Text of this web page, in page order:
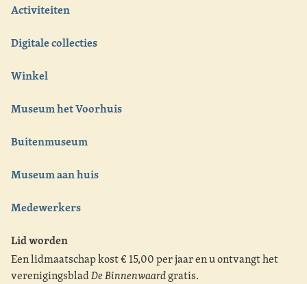
Activiteiten
Digitale collecties
Winkel
Museum het Voorhuis
Buitenmuseum
Museum aan huis
Medewerkers
Lid worden
Een lidmaatschap kost € 15,00 per jaar en u ontvangt het
verenigingsbladDe Binnenwaardgratis.